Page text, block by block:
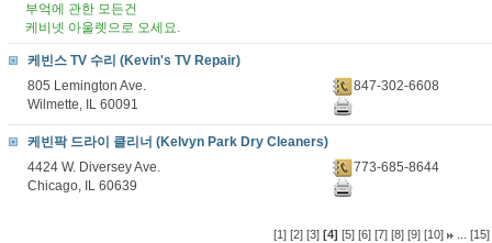
부억에 관한 모든건
케비넷 아울렛으로 오세요.
케빈스 TV 수리 (Kevin's TV Repair)
805 Lemington Ave.
Wilmette, IL 60091
847-302-6608
케빈팍 드라이 클리너 (Kelvyn Park Dry Cleaners)
4424 W. Diversey Ave.
Chicago, IL 60639
773-685-8644
[1] [2] [3] [4] [5] [6] [7] [8] [9] [10] ... [15]